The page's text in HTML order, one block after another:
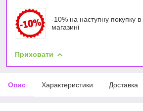
-10% на наступну покупку
магазині
Приховати
Опис Характеристики Доставка